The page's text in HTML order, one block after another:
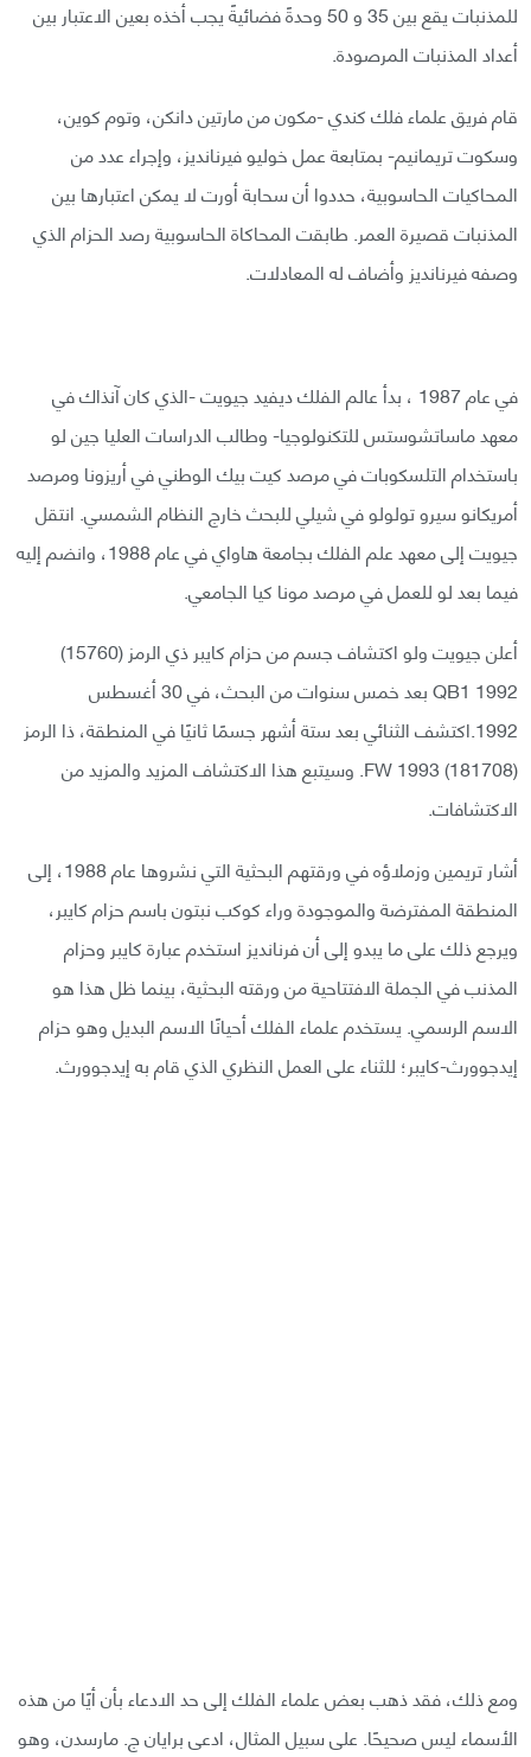
للمذنبات يقع بين 35 و 50 وحدةً فضائيةً يجب أخذه بعين الاعتبار بين
أعداد المذنبات المرصودة.
قام فريق علماء فلك كندي -مكون من مارتين دانكن، وتوم كوين،
وسكوت تريمانيم- بمتابعة عمل خوليو فيرنانديز، وإجراء عدد من
المحاكيات الحاسوبية، حددوا أن سحابة أورت لا يمكن اعتبارها بين
المذنبات قصيرة العمر. طابقت المحاكاة الحاسوبية رصد الحزام الذي
وصفه فيرنانديز وأضاف له المعادلات.
في عام 1987 ، بدأ عالم الفلك ديفيد جيويت -الذي كان آنذاك في
معهد ماساتشوستس للتكنولوجيا- وطالب الدراسات العليا جين لو
باستخدام التلسكوبات في مرصد كيت بيك الوطني في أريزونا ومرصد
أمريكانو سيرو تولولو في شيلي للبحث خارج النظام الشمسي. انتقل
جيويت إلى معهد علم الفلك بجامعة هاواي في عام 1988، وانضم إليه
فيما بعد لو للعمل في مرصد مونا كيا الجامعي.
أعلن جيويت ولو اكتشاف جسم من حزام كايبر ذي الرمز (15760)
1992 QB1 بعد خمس سنوات من البحث، في 30 أغسطس
1992.اكتشف الثنائي بعد ستة أشهر جسمًا ثانيًا في المنطقة، ذا الرمز
(181708) 1993 FW. وسيتبع هذا الاكتشاف المزيد والمزيد من
الاكتشافات.
أشار تريمين وزملاؤه في ورقتهم البحثية التي نشروها عام 1988، إلى
المنطقة المفترضة والموجودة وراء كوكب نبتون باسم حزام كايبر،
ويرجع ذلك على ما يبدو إلى أن فرنانديز استخدم عبارة كايبر وحزام
المذنب في الجملة الافتتاحية من ورقته البحثية، بينما ظل هذا هو
الاسم الرسمي. يستخدم علماء الفلك أحيانًا الاسم البديل وهو حزام
إيدجوورث-كايبر؛ للثناء على العمل النظري الذي قام به إيدجوورث.
ومع ذلك، فقد ذهب بعض علماء الفلك إلى حد الادعاء بأن أيًا من هذه
الأسماء ليس صحيحًا. على سبيل المثال، ادعى برايان ج. مارسدن، وهو